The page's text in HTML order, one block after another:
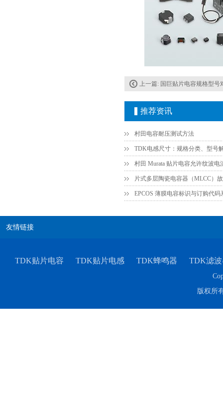
上一篇: 国巨贴片电容规格型号
推荐资讯
村田电容耐压测试方法
TDK电感尺寸：规格分类、型号
EPCOS 薄膜电容标识与订购代码
友情链接
TDK贴片电容 TDK贴片电感 TDK蜂鸣器 TDK滤
版权所